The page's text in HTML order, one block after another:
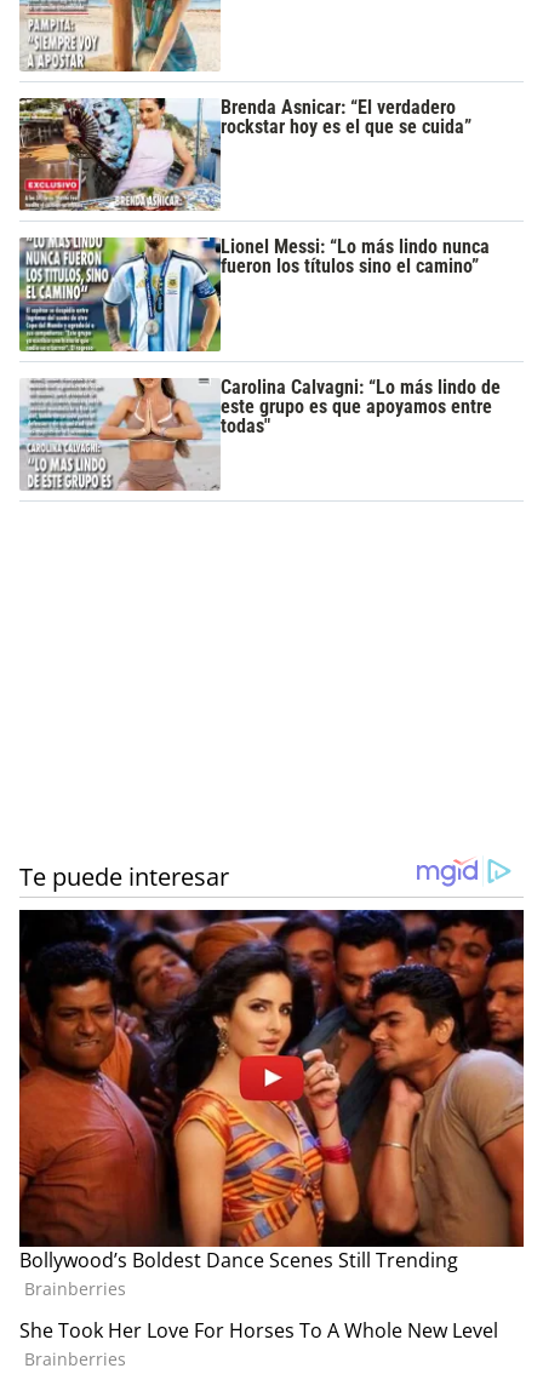
Brenda Asnicar: “El verdadero
rockstar hoy es el que se cuida”
Lionel Messi: “Lo más lindo nunca
fueron los títulos sino el camino”
Carolina Calvagni: “Lo más lindo de
este grupo es que apoyamos entre
todas"